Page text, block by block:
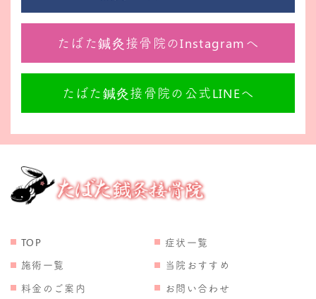
たばた鍼灸接骨院のInstagramへ
たばた鍼灸接骨院の公式LINEへ
TOP
症状一覧
施術一覧
当院おすすめ
料金のご案内
お問い合わせ